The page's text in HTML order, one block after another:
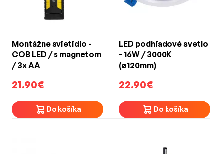
Montážne svietidlo -
COB LED / s magnetom
/ 3x AA
21.90€
Do košíka
LED podhľadové svetlo
- 16W / 3000K
(ø120mm)
22.90€
Do košíka